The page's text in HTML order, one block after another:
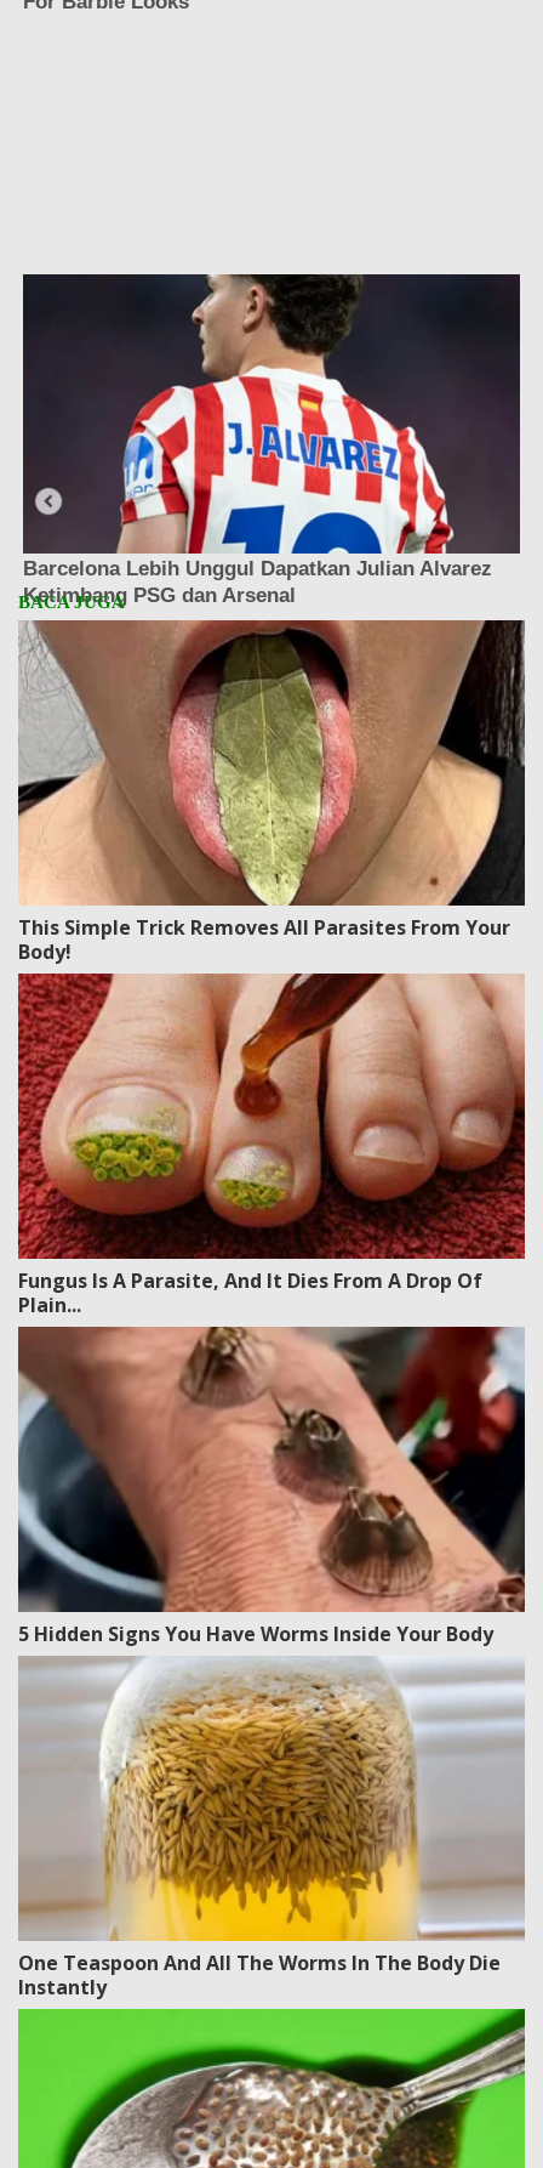
This Simple Trick Removes All Parasites From Your
Body!
Fungus Is A Parasite, And It Dies From A Drop Of
Plain...
5 Hidden Signs You Have Worms Inside Your Body
One Teaspoon And All The Worms In The Body Die
Instantly